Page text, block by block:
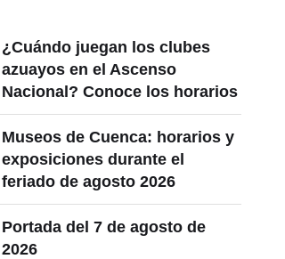
¿Cuándo juegan los clubes
azuayos en el Ascenso
Nacional? Conoce los horarios
Museos de Cuenca: horarios y
exposiciones durante el
feriado de agosto 2026
Portada del 7 de agosto de
2026